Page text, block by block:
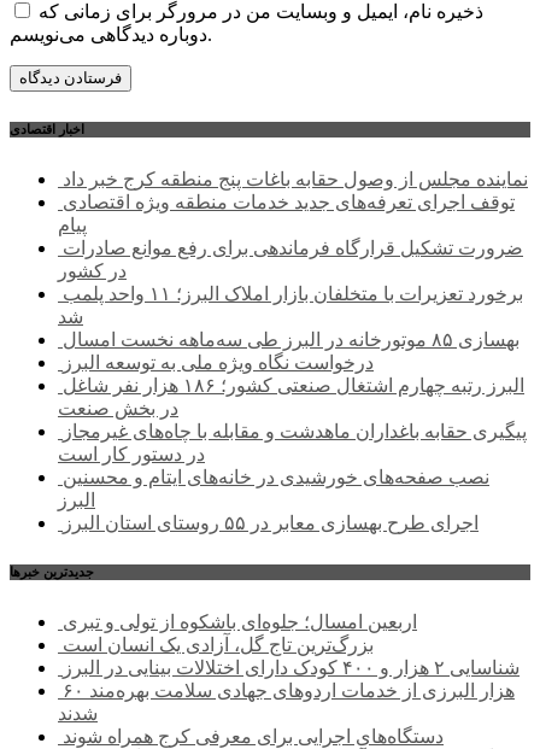
ذخیره نام، ایمیل و وبسایت من در مرورگر برای زمانی که
دوباره دیدگاهی می‌نویسم.
اخبار اقتصادی
نماینده مجلس از وصول حقابه باغات پنج منطقه کرج خبر داد
پیام
در کشور
شد
بهسازی ۸۵ موتورخانه در البرز طی سه‌ماهه نخست امسال
درخواست نگاه ویژه ملی به توسعه البرز
در بخش صنعت
در دستور کار است
البرز
اجرای طرح بهسازی معابر در ۵۵ روستای استان البرز
جديدترين خبرها
اربعین امسال؛ جلوه‌ای باشکوه از تولی و تبری
بزرگ‌ترین تاج گل، آزادی یک انسان است
شناسایی ۲ هزار و ۴۰۰ کودک دارای اختلالات بینایی در البرز
۶۰ هزار البرزی از خدمات اردوهای جهادی سلامت بهره‌مند
شدند
دستگاه‌های اجرایی برای معرفی کرج همراه شوند